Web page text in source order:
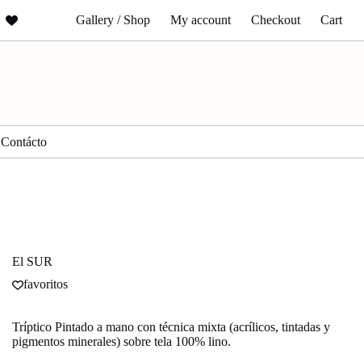
Gallery / Shop My account Checkout Cart
Contácto
El SUR
favoritos
Tríptico Pintado a mano con técnica mixta (acrílicos, tintadas y
pigmentos minerales) sobre tela 100% lino.